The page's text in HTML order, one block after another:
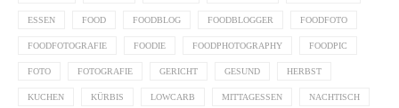
ESSEN FOOD FOODBLOG FOODBLOGGER FOODFOTO
FOODFOTOGRAFIE FOODIE FOODPHOTOGRAPHY FOODPIC
FOTO FOTOGRAFIE GERICHT GESUND HERBST
KUCHEN KÜRBIS LOWCARB MITTAGESSEN NACHTISCH